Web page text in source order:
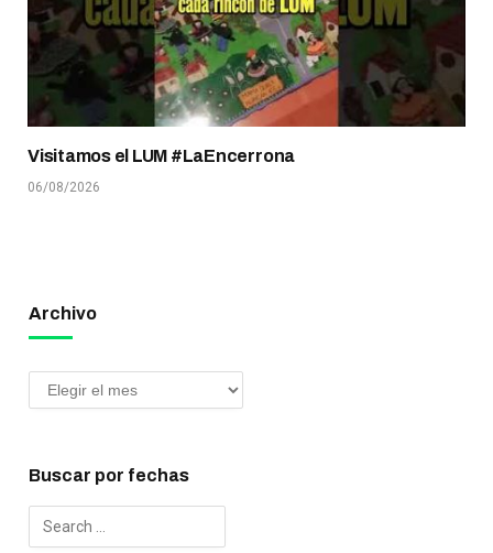
Visitamos el LUM #LaEncerrona
06/08/2026
Archivo
Buscar por fechas